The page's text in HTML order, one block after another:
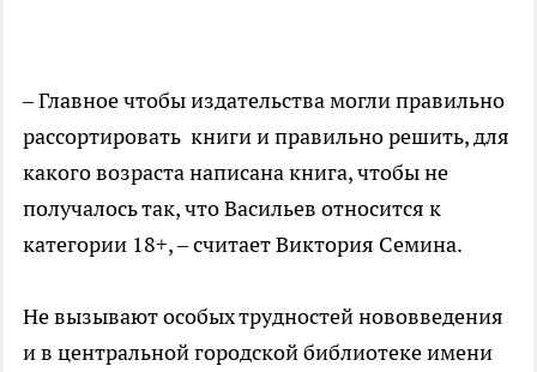
– Главное чтобы издательства могли правильно
рассортировать книги и правильно решить, для
какого возраста написана книга, чтобы не
получалось так, что Васильев относится к
категории 18+, – считает Виктория Семина.
Не вызывают особых трудностей нововведения
и в центральной городской библиотеке имени